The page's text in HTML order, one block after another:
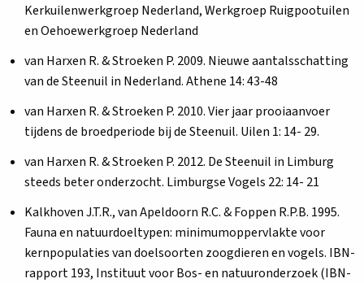
Kerkuilenwerkgroep Nederland, Werkgroep Ruigpootuilen
en Oehoewerkgroep Nederland
van Harxen R. & Stroeken P. 2009. Nieuwe aantalsschatting
van de Steenuil in Nederland. Athene 14: 43-48
van Harxen R. & Stroeken P. 2010. Vier jaar prooiaanvoer
tijdens de broedperiode bij de Steenuil. Uilen 1: 14- 29.
van Harxen R. & Stroeken P. 2012. De Steenuil in Limburg
steeds beter onderzocht. Limburgse Vogels 22: 14- 21
Kalkhoven J.T.R., van Apeldoorn R.C. & Foppen R.P.B. 1995.
Fauna en natuurdoeltypen: minimumoppervlakte voor
kernpopulaties van doelsoorten zoogdieren en vogels. IBN-
rapport 193, Instituut voor Bos- en natuuronderzoek (IBN-